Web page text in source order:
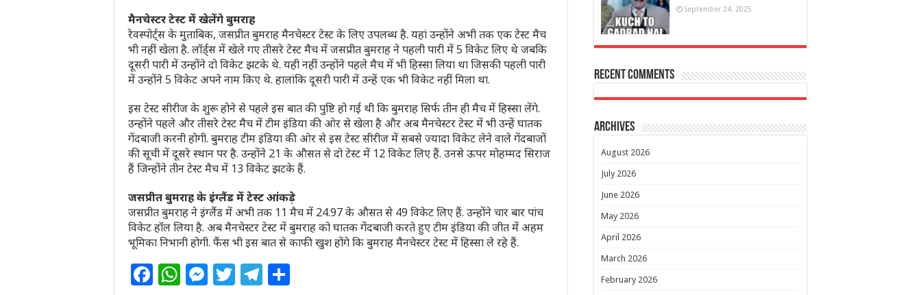
मैनचेस्टर टेस्ट में खेलेंगे बुमराह
रेवस्पोर्ट्स के मुताबिक, जसप्रीत बुमराह मैनचेस्टर टेस्ट के लिए उपलब्ध है. यहां उन्होंने अभी तक एक टेस्ट मैच
भी नहीं खेला है. लॉर्ड्स में खेले गए तीसरे टेस्ट मैच में जसप्रीत बुमराह ने पहली पारी में 5 विकेट लिए थे जबकि
दूसरी पारी में उन्होंने दो विकेट झटके थे. यही नहीं उन्होंने पहले मैच में भी हिस्सा लिया था जिसकी पहली पारी
में उन्होंने 5 विकेट अपने नाम किए थे. हालांकि दूसरी पारी में उन्हें एक भी विकेट नहीं मिला था.
इस टेस्ट सीरीज के शुरू होने से पहले इस बात की पुष्टि हो गई थी कि बुमराह सिर्फ तीन ही मैच में हिस्सा लेंगे.
उन्होंने पहले और तीसरे टेस्ट मैच में टीम इंडिया की ओर से खेला है और अब मैनचेस्टर टेस्ट में भी उन्हें घातक
गेंदबाजी करनी होगी. बुमराह टीम इंडिया की ओर से इस टेस्ट सीरीज में सबसे ज्यादा विकेट लेने वाले गेंदबाजों
की सूची में दूसरे स्थान पर है. उन्होंने 21 के औसत से दो टेस्ट में 12 विकेट लिए हैं. उनसे ऊपर मोहम्मद सिराज
हैं जिन्होंने तीन टेस्ट मैच में 13 विकेट झटके हैं.
जसप्रीत बुमराह के इंग्लैंड में टेस्ट आंकड़े
जसप्रीत बुमराह ने इंग्लैंड में अभी तक 11 मैच में 24.97 के औसत से 49 विकेट लिए हैं. उन्होंने चार बार पांच
विकेट हॉल लिया है. अब मैनचेस्टर टेस्ट में बुमराह को घातक गेंदबाजी करते हुए टीम इंडिया की जीत में अहम
भूमिका निभानी होगी. फैंस भी इस बात से काफी खुश होंगे कि बुमराह मैनचेस्टर टेस्ट में हिस्सा ले रहे हैं.
F W M T T
September 24, 2025
Recent Comments
Archives
August 2026
July 2026
June 2026
May 2026
April 2026
March 2026
February 2026